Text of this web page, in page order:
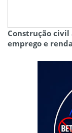
Construção civil
emprego e